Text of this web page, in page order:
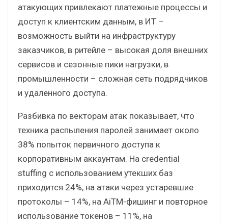
атакующих привлекают платежные процессы и
доступ к клиентским данным, в ИТ –
возможность выйти на инфраструктуру
заказчиков, в ритейле – высокая доля внешних
сервисов и сезонные пики нагрузки, в
промышленности – сложная сеть подрядчиков
и удаленного доступа.
Разбивка по векторам атак показывает, что
техника распыления паролей занимает около
38% попыток первичного доступа к
корпоративным аккаунтам. На credential
stuffing с использованием утекших баз
приходится 24%, на атаки через устаревшие
протоколы – 14%, на AiTM-фишинг и повторное
использование токенов – 11%, на